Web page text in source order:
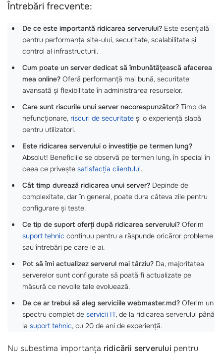
Întrebări frecvente:
De ce este importantă ridicarea serverului? Este esențială
pentru performanța site-ului, securitate, scalabilitate și
control al infrastructurii.
Cum poate un server dedicat să îmbunătățească afacerea
mea online? Oferă performanță mai bună, securitate
avansată și flexibilitate în administrarea resurselor.
Care sunt riscurile unui server necorespunzător? Timp de
nefuncționare, riscuri de securitate și o experiență slabă
pentru utilizatori.
Este ridicarea serverului o investiție pe termen lung?
Absolut! Beneficiile se observă pe termen lung, în special în
ceea ce privește satisfacția clientului.
Cât timp durează ridicarea unui server? Depinde de
complexitate, dar în general, poate dura câteva zile pentru
configurare și teste.
Ce tip de suport oferți după ridicarea serverului? Oferim
suport tehnic continuu pentru a răspunde oricăror probleme
sau întrebări pe care le ai.
Pot să îmi actualizez serverul mai târziu? Da, majoritatea
serverelor sunt configurate să poată fi actualizate pe
măsură ce nevoile tale evoluează.
De ce ar trebui să aleg serviciile webmaster.md? Oferim un
spectru complet de servicii IT, de la ridicarea serverului până
la suport tehnic, cu 20 de ani de experiență.
Nu subestima importanța ridicării serverului pentru